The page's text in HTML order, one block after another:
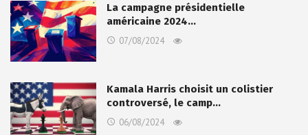
La campagne présidentielle
américaine 2024…
07/08/2024
Kamala Harris choisit un colistier
controversé, le camp…
06/08/2024